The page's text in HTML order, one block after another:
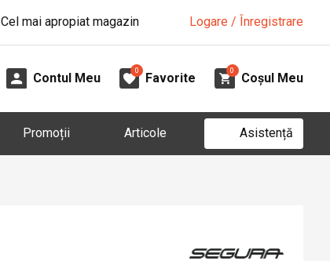
Cel mai apropiat magazin Logare / Înregistrare
Contul Meu
0
Favorite
0
Coșul Meu
Promoții Articole Asistență